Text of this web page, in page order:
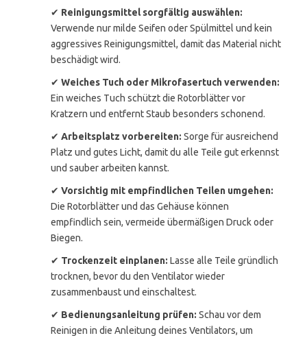
✔ Reinigungsmittel sorgfältig auswählen:
Verwende nur milde Seifen oder Spülmittel und kein
aggressives Reinigungsmittel, damit das Material nicht
beschädigt wird.
✔ Weiches Tuch oder Mikrofasertuch verwenden:
Ein weiches Tuch schützt die Rotorblätter vor
Kratzern und entfernt Staub besonders schonend.
✔ Arbeitsplatz vorbereiten: Sorge für ausreichend
Platz und gutes Licht, damit du alle Teile gut erkennst
und sauber arbeiten kannst.
✔ Vorsichtig mit empfindlichen Teilen umgehen:
Die Rotorblätter und das Gehäuse können
empfindlich sein, vermeide übermäßigen Druck oder
Biegen.
✔ Trockenzeit einplanen: Lasse alle Teile gründlich
trocknen, bevor du den Ventilator wieder
zusammenbaust und einschaltest.
✔ Bedienungsanleitung prüfen: Schau vor dem
Reinigen in die Anleitung deines Ventilators, um